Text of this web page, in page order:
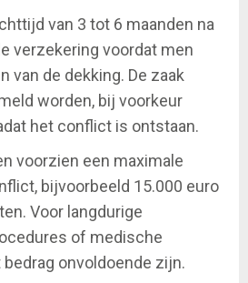
van 3 tot 6 maanden na
verzekering voordat men
van de dekking. De zaak
worden, bij voorkeur
het conflict is ontstaan.
voorzien een maximale
bijvoorbeeld 15.000 euro
Voor langdurige
of medische
onvoldoende zijn.